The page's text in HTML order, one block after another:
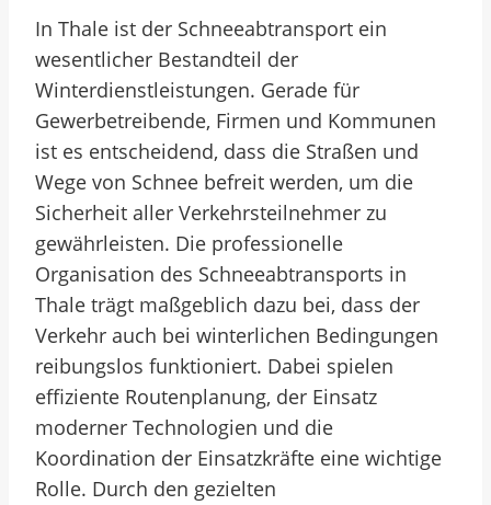
In Thale ist der Schneeabtransport ein
wesentlicher Bestandteil der
Winterdienstleistungen. Gerade für
Gewerbetreibende, Firmen und Kommunen
ist es entscheidend, dass die Straßen und
Wege von Schnee befreit werden, um die
Sicherheit aller Verkehrsteilnehmer zu
gewährleisten. Die professionelle
Organisation des Schneeabtransports in
Thale trägt maßgeblich dazu bei, dass der
Verkehr auch bei winterlichen Bedingungen
reibungslos funktioniert. Dabei spielen
effiziente Routenplanung, der Einsatz
moderner Technologien und die
Koordination der Einsatzkräfte eine wichtige
Rolle. Durch den gezielten